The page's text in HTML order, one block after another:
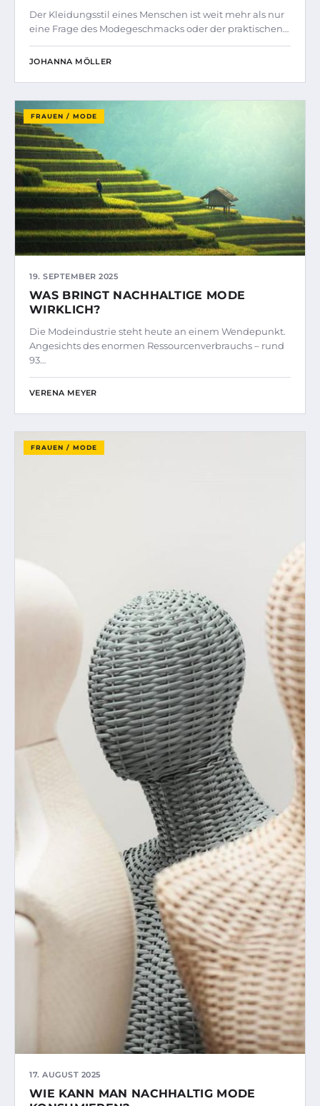
Der Kleidungsstil eines Menschen ist weit mehr als nur
eine Frage des Modegeschmacks oder der praktischen…
JOHANNA MÖLLER
FRAUEN / MODE
19. SEPTEMBER 2025
WAS BRINGT NACHHALTIGE MODE
WIRKLICH?
Die Modeindustrie steht heute an einem Wendepunkt.
Angesichts des enormen Ressourcenverbrauchs – rund
93…
VERENA MEYER
FRAUEN / MODE
17. AUGUST 2025
WIE KANN MAN NACHHALTIG MODE